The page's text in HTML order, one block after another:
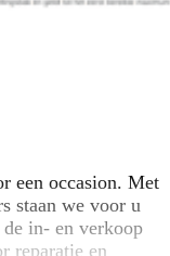
een occasion. Met
staan we voor u
in- en verkoop
reparatie en